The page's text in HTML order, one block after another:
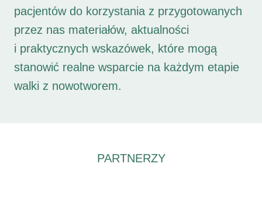
pacjentów do korzystania z przygotowanych
przez nas materiałów, aktualności
i praktycznych wskazówek, które mogą
stanowić realne wsparcie na każdym etapie
walki z nowotworem.
PARTNERZY